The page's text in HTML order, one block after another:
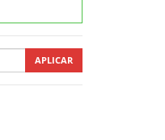
APLICAR